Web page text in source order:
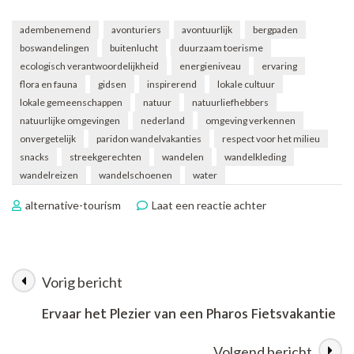
adembenemend avonturiers avontuurlijk
bergpaden
boswandelingen
buitenlucht
duurzaam toerisme
ecologisch verantwoordelijkheid
energieniveau
ervaring
flora en fauna
gidsen inspirerend
lokale cultuur
lokale gemeenschappen
natuur
natuurliefhebbers
natuurlijke omgevingen
nederland
omgeving verkennen
onvergetelijk
paridon wandelvakanties
respect voor het milieu
snacks
streekgerechten wandelen
wandelkleding
wandelreizen
wandelschoenen water
alternative-tourism Laat een reactie achterop
Berichtnavigatie
Vorig bericht
Ervaar het Plezier van een Pharos Fietsvakantie